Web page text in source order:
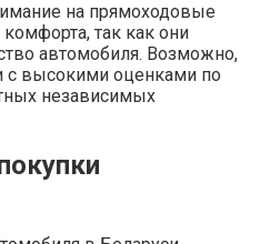
на прямоходовые
так как они
автомобиля. Возможно,
с высокими оценками по
независимых